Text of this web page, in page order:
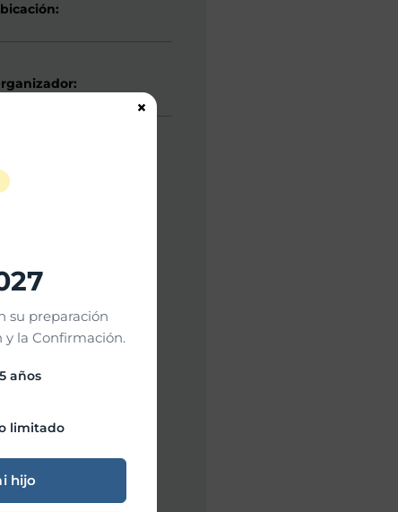
su preparación
la Confirmación.
años
limitado
hijo
×